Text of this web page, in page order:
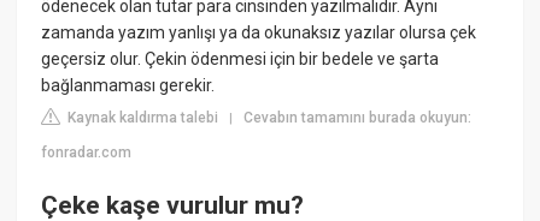
ödenecek olan tutar para cinsinden yazılmalıdır. Aynı
zamanda yazım yanlışı ya da okunaksız yazılar olursa çek
geçersiz olur. Çekin ödenmesi için bir bedele ve şarta
bağlanmaması gerekir.
Kaynak kaldırma talebi |Cevabın tamamını burada okuyun:
fonradar.com
Çeke kaşe vurulur mu?